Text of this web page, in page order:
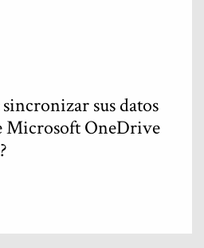
sus datos
Microsoft OneDrive